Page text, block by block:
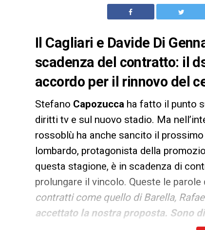
Il Cagliari e Davide Di
scadenza del contratto: il
accordo per il rinnovo del
Stefano Capozucca ha fatto il punto
diritti tv e sul nuovo stadio. Ma
rossoblù ha anche sancito il
lombardo, protagonista della
questa stagione, è in scadenza di
prolungare il vincolo. Queste le parole
contratti come quello di Barella,
accettato la nostra proposta. Sono